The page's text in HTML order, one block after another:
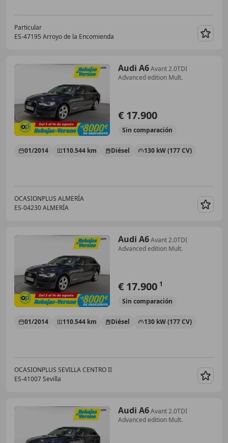
Particular
ES-47195 Arroyo de la Encomienda
Audi A6Avant 2.0TDI
Advanced edition Mult.
€ 17.900
Sin comparación
01/2014 110.544 km Diésel 130 kW (177 CV)
OCASIONPLUS ALMERÍA
ES-04230 ALMERÍA
Audi A6Avant 2.0TDI
Advanced edition Mult.
€ 17.900 1
Sin comparación
01/2014 110.544 km Diésel 130 kW (177 CV)
OCASIONPLUS SEVILLA CENTRO II
ES-41007 Sevilla
Audi A6Avant 2.0TDI
Advanced edition Mult.